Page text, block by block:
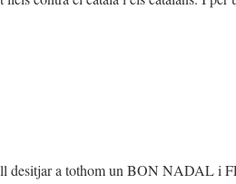
desitjar a tothom un BON NADAL i